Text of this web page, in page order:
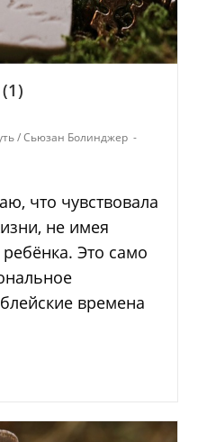
/ Сьюзан Болинджер
что чувствовала
не имея
Это само
времена